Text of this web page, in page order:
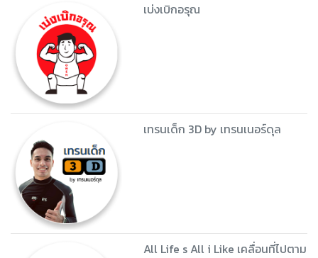
เบ่งเบิกอรุณ
เทรนเด็ก 3D by เทรนเนอร์ดุล
All Life s All i Like เคลื่อนที่ไปตาม